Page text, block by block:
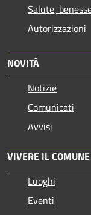
Salute,
Autorizzazioni
NOVITÀ
Notizie
Comunicati
Avvisi
VIVERE IL COMUNE
Luoghi
Eventi